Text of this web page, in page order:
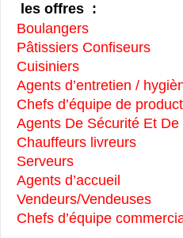
les offres :
Boulangers
Pâtissiers Confiseurs
Cuisiniers
Agents d’entretien /
Chefs d’équipe de
Agents De Sécurité Et
Chauffeurs livreurs
Serveurs
Agents d’accueil
Vendeurs/Vendeuses
Chefs d’équipe